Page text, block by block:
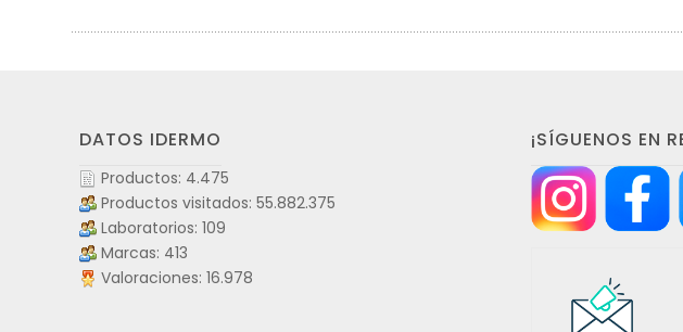
DATOS IDERMO
Productos: 4.475
Productos visitados: 55.882.375
Laboratorios: 109
Marcas: 413
Valoraciones: 16.978
¡SÍGUENOS EN